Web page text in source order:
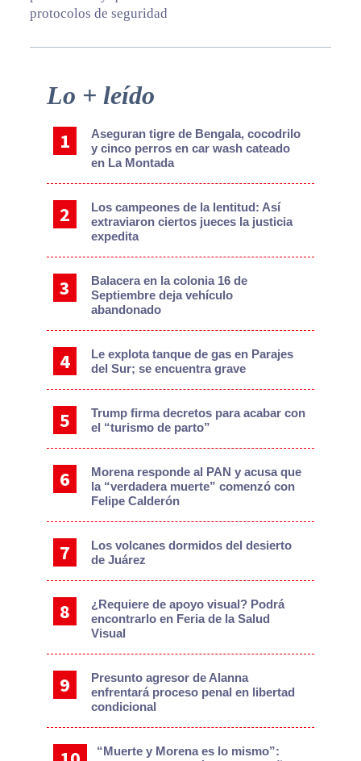
protocolos de seguridad
Primary
Sidebar
Lo + leído
Aseguran tigre de Bengala, cocodrilo
y cinco perros en car wash cateado
en La Montada
Los campeones de la lentitud: Así
extraviaron ciertos jueces la justicia
expedita
Balacera en la colonia 16 de
Septiembre deja vehículo
abandonado
Le explota tanque de gas en Parajes
del Sur; se encuentra grave
Trump firma decretos para acabar con
el “turismo de parto”
Morena responde al PAN y acusa que
la “verdadera muerte” comenzó con
Felipe Calderón
Los volcanes dormidos del desierto
de Juárez
¿Requiere de apoyo visual? Podrá
encontrarlo en Feria de la Salud
Visual
Presunto agresor de Alanna
enfrentará proceso penal en libertad
condicional
“Muerte y Morena es lo mismo”: